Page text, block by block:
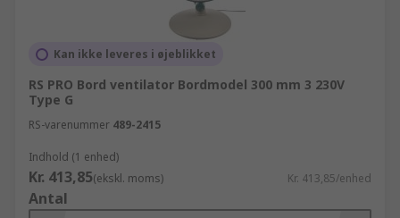
Kan ikke leveres i øjeblikket
RS PRO Bord ventilator Bordmodel 300 mm 3 230V
Type G
RS-varenummer 489-2415
Indhold (1 enhed)
Kr. 413,85(ekskl. moms) Kr. 413,85/enhed
Antal